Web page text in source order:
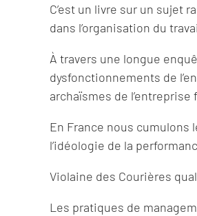
C’est un livre sur un sujet
dans l’organisation du
À travers une longue
dysfonctionnements de
archaïsmes de
En France nous cumulons
l’idéologie de la
Violaine des Courières
Les pratiques de